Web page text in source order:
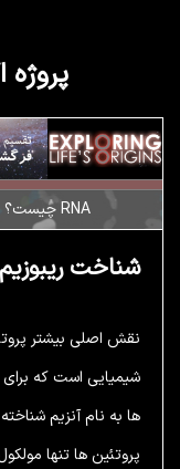
RNA چیست؟
شناخت ریبوزیم
نقش اصلی بیشتر
شیمیایی است که
ها به نام آنزیم
پروتئین ها تنها